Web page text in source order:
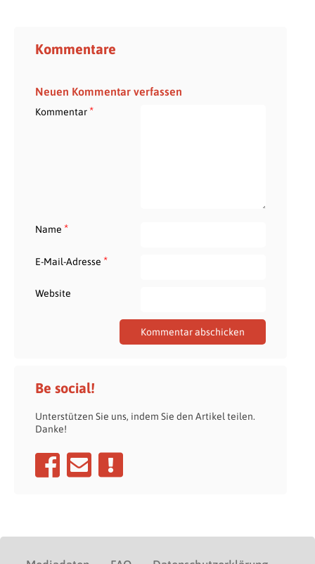
Kommentare
Neuen Kommentar verfassen
Kommentar*
Name *
E-Mail-Adresse *
Website
Be social!
Unterstützen Sie uns, indem Sie den Artikel teilen.
Danke!